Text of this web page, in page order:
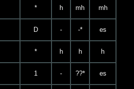
* h mh mh
D - -* es
* h h h
1 - ??* es